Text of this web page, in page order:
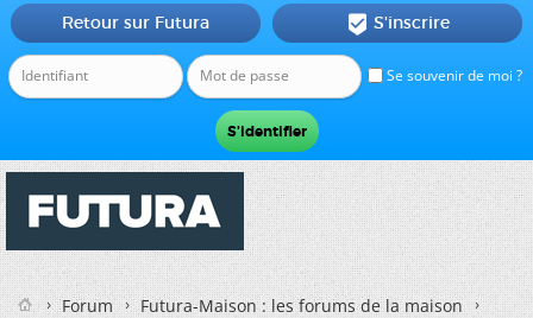
Se souvenir de moi ?
Retour sur Futura  S'inscrire
Forum
Futura-Maison : les forums de la maison